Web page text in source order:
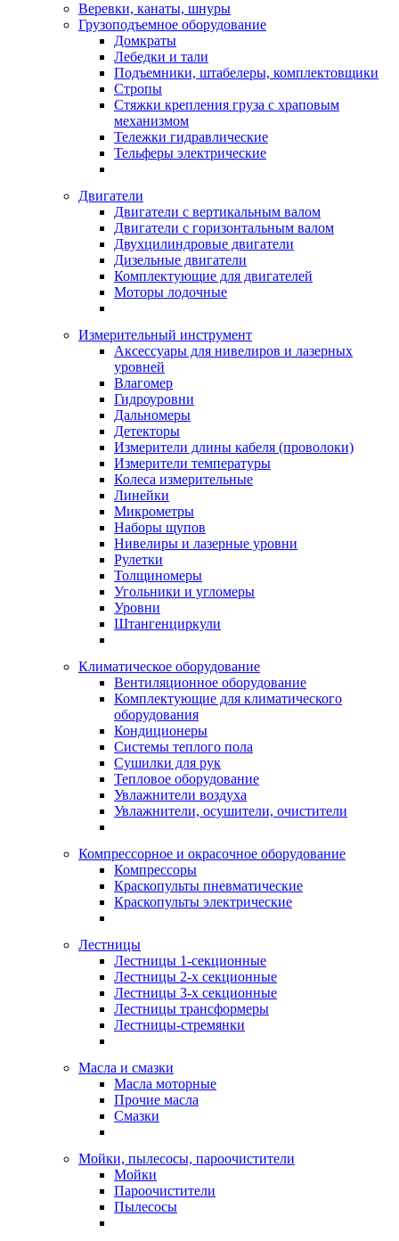
Веревки, канаты, шнуры
Грузоподъемное оборудование
Домкраты
Лебедки и тали
Подъемники, штабелеры, комплектовщики
Стропы
Стяжки крепления груза с храповым
механизмом
Тележки гидравлические
Тельферы электрические
Двигатели
Двигатели с вертикальным валом
Двигатели с горизонтальным валом
Двухцилиндровые двигатели
Дизельные двигатели
Комплектующие для двигателей
Моторы лодочные
Измерительный инструмент
Аксессуары для нивелиров и лазерных
уровней
Влагомер
Гидроуровни
Дальномеры
Детекторы
Измерители длины кабеля (проволоки)
Измерители температуры
Колеса измерительные
Линейки
Микрометры
Наборы щупов
Нивелиры и лазерные уровни
Рулетки
Толщиномеры
Угольники и угломеры
Уровни
Штангенциркули
Климатическое оборудование
Вентиляционное оборудование
Комплектующие для климатического
оборудования
Кондиционеры
Системы теплого пола
Сушилки для рук
Тепловое оборудование
Увлажнители воздуха
Увлажнители, осушители, очистители
Компрессорное и окрасочное оборудование
Компрессоры
Краскопульты пневматические
Краскопульты электрические
Лестницы
Лестницы 1-секционные
Лестницы 2-х секционные
Лестницы 3-х секционные
Лестницы трансформеры
Лестницы-стремянки
Масла и смазки
Масла моторные
Прочие масла
Смазки
Мойки, пылесосы, пароочистители
Мойки
Пароочистители
Пылесосы